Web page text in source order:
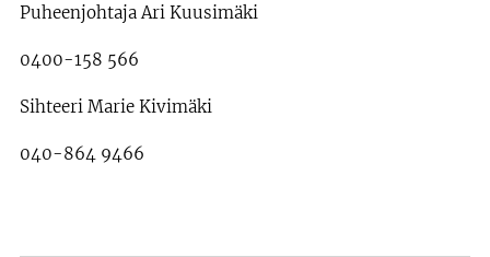
Puheenjohtaja Ari Kuusimäki
0400-158 566
Sihteeri Marie Kivimäki
040-864 9466